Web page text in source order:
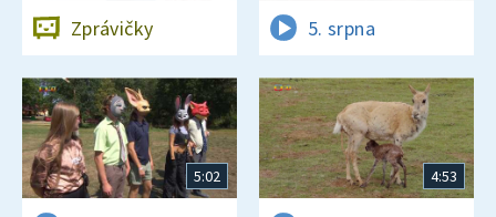
Zprávičky 5. srpna
5:02 4:53